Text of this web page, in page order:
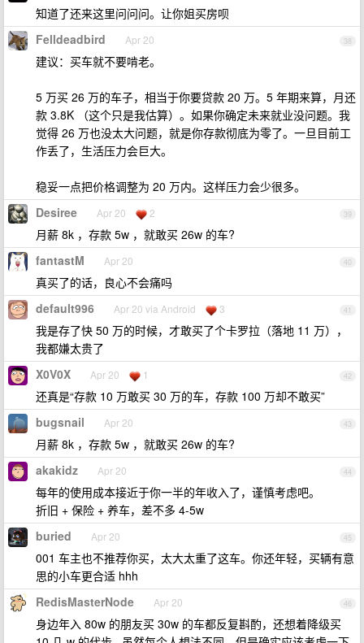
知道了还来这里问问问。让你姐买房呗
38
Felldeadbird Apr 20
建议：买车就不要啃老。
5 万买 26 万的车子，相当于你要贷款 20 万。5 年期来算，月还
款 3.8K （这个只是我估算）。如果你确定未来就业没问题。我
觉得 26 万也没太大问题，就是你存款彻底为零了。一旦目前工
作丢了，生活压力会巨大。
稳妥一点把价格调整为 20 万内。这样压力会少很多。
39
Desiree Apr 20 2
月薪 8k ，存款 5w ，就敢买 26w 的车?
40
fantastM Apr 20
真买了的话，良心不会痛吗
41
default996 Apr 20 via Android 3
我是存了快 50 万的时候，才敢买了个卡罗拉（落地 11 万），
我都嫌太贵了
42
X0V0X Apr 20 1
还真是“存款 10 万敢买 30 万的车，存款 100 万却不敢买”
43
bugsnail Apr 20
月薪 8k ，存款 5w ，就敢买 26w 的车?
44
akakidz Apr 20
每年的使用成本接近于你一半的年收入了，谨慎考虑吧。
折旧 + 保险 + 养车，差不多 4-5w
45
buried Apr 20
001 车主也不推荐你买，太大太重了这车。你还年轻，买辆有意
思的小车更合适 hhh
46
RedisMasterNode Apr 20
身边年入 80w 的朋友买 30w 的车都反复斟酌，还想着降级买